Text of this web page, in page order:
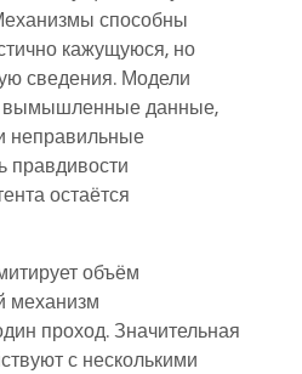
способны
кажущуюся, но
сведения. Модели
вымышленные данные,
неправильные
правдивости
остаётся
объём
механизм
проход. Значительная
с несколькими